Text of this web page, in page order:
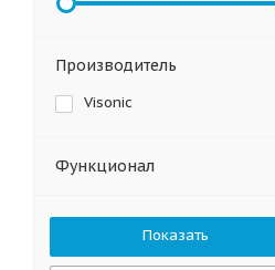
Производитель
Visonic
Функционал